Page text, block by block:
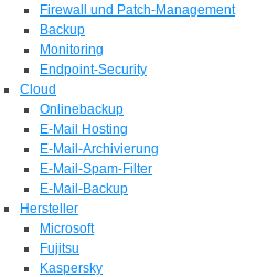
Firewall und Patch-Management
Backup
Monitoring
Endpoint-Security
Cloud
Onlinebackup
E-Mail Hosting
E-Mail-Archivierung
E-Mail-Spam-Filter
E-Mail-Backup
Hersteller
Microsoft
Fujitsu
Kaspersky